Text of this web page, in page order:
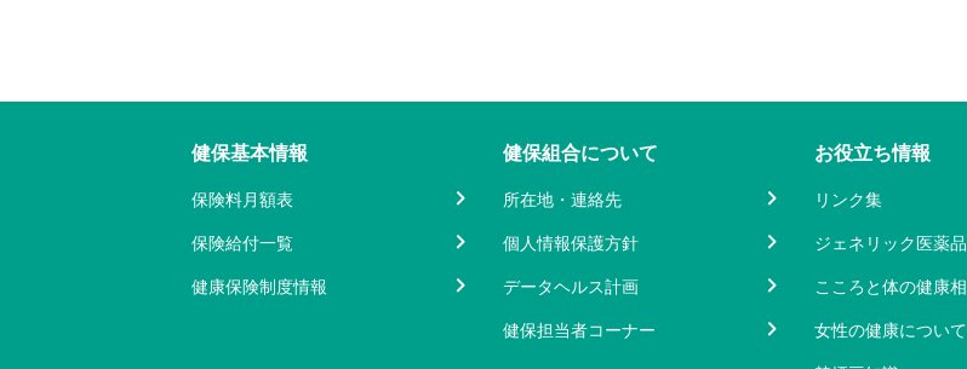
健保基本情報
保険料月額表
保険給付一覧
健康保険制度情報
健保組合について
所在地・連絡先
個人情報保護方針
データヘルス計画
健保担当者コーナー
お役立ち情報
リンク集
ジェネリック医薬
こころと体の健康
女性の健康について